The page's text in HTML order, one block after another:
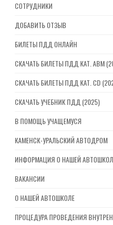
СОТРУДНИКИ
ДОБАВИТЬ ОТЗЫВ
БИЛЕТЫ ПДД ОНЛАЙН
СКАЧАТЬ БИЛЕТЫ ПДД КАТ. ABM
СКАЧАТЬ БИЛЕТЫ ПДД КАТ. CD
СКАЧАТЬ УЧЕБНИК ПДД (2025)
В ПОМОЩЬ УЧАЩЕМУСЯ
КАМЕНСК-УРАЛЬСКИЙ АВТОДРОМ
ИНФОРМАЦИЯ О НАШЕЙ
ВАКАНСИИ
О НАШЕЙ АВТОШКОЛЕ
ПРОЦЕДУРА ПРОВЕДЕНИЯ